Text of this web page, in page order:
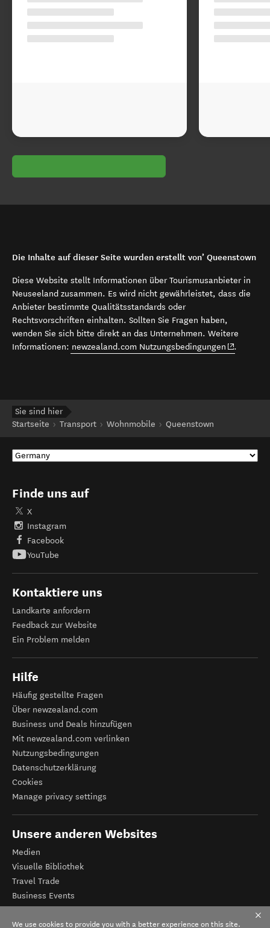
Die Inhalte auf dieser Seite wurden erstellt von’ Queenstown
Diese Website stellt Informationen über Tourismusanbieter in
Neuseeland zusammen. Es wird nicht gewährleistet, dass die
Anbieter bestimmte Qualitätsstandards oder
Rechtsvorschriften einhalten. Sollten Sie Fragen haben,
wenden Sie sich bitte direkt an das Unternehmen. Weitere
Informationen: newzealand.com Nutzungsbedingungen (opens in
.
Sie sind hier
Startseite
Transport Wohnmobile Queenstown
Finde uns auf
X
Instagram
Facebook
YouTube
Kontaktiere uns
Landkarte anfordern
Feedback zur Website
Ein Problem melden
Hilfe
Häufig gestellte Fragen
Über newzealand.com
Business und Deals hinzufügen
Mit newzealand.com verlinken
Nutzungsbedingungen
Datenschutzerklärung
Cookies
Manage privacy settings
Unsere anderen Websites
Medien
Visuelle Bibliothek
Travel Trade
Business Events
Veranstalter-Registrierung
We use cookies to provide you with a better experience on this site.